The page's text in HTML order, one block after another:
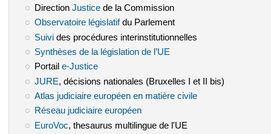
Direction Justice(le lien est externe)
de la Commission
Observatoire législatif(le lien est externe)
du Parlement
Suivi(le lien est externe)
des procédures interinstitutionnelles
Synthèses de la législation de l’UE
Portail e-Justice(le lien est externe)
JURE (le lien est externe)
, décisions nationales (Bruxelles I et II bis)
Atlas judiciaire européen en matière civile(le lien est externe)
Réseau judiciaire européen(le lien est externe)
EuroVoc (le lien est externe)
, thesaurus multilingue de l'UE